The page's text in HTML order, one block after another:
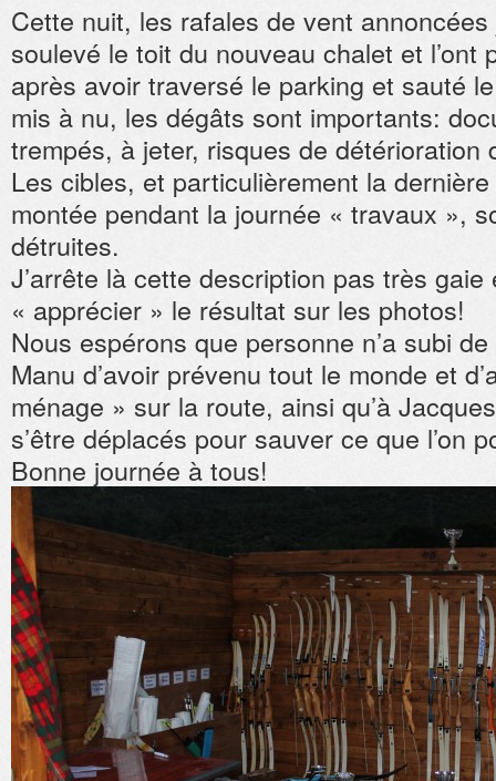
Cette nuit, les rafales de vent annoncées
soulevé le toit du nouveau chalet et l’ont
après avoir traversé le parking et sauté
mis à nu, les dégâts sont importants:
trempés, à jeter, risques de
Les cibles, et particulièrement la
montée pendant la journée « travaux »,
détruites.
J’arrête là cette description pas très
« apprécier » le résultat sur les photos!
Nous espérons que personne n’a subi
Manu d’avoir prévenu tout le monde et
ménage » sur la route, ainsi qu’à
s’être déplacés pour sauver ce que l’on
Bonne journée à tous!